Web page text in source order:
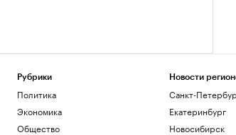
Рубрики
Политика
Экономика
Общество
Новости
Санкт-
Екатеринбург
Новосибирск